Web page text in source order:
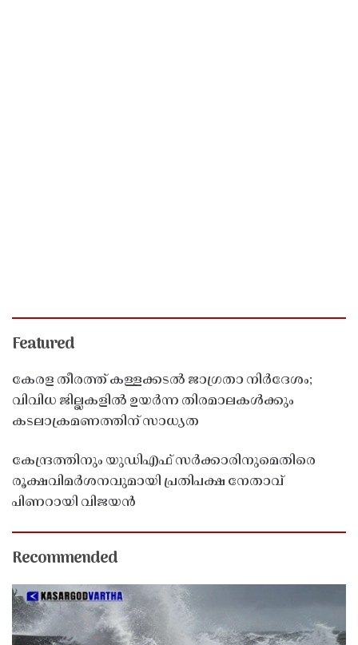
Featured
കേരള തീരത്ത് കള്ളക്കടൽ ജാഗ്രതാ നിർദേശം;
വിവിധ ജില്ലകളിൽ ഉയർന്ന തിരമാലകൾക്കും
കടലാക്രമണത്തിന് സാധ്യത
കേന്ദ്രത്തിനും യുഡിഎഫ് സർക്കാരിനുമെതിരെ
രൂക്ഷവിമർശനവുമായി പ്രതിപക്ഷ നേതാവ്
പിണറായി വിജയൻ
Recommended